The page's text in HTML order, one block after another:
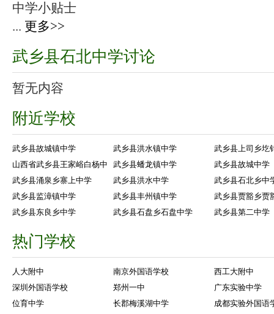
中学小贴士
... 更多>>
武乡县石北中学讨论
暂无内容
附近学校
武乡县故城镇中学 武乡县洪水镇中学
武乡县上司乡圪
山西省武乡县王家峪白杨中
武乡县蟠龙镇中学
武乡县故城中学
武乡县涌泉乡寨上中学
武乡县洪水中学
武乡县石北乡中
武乡县监漳镇中学
武乡县丰州镇中学
武乡县贾豁乡贾
武乡县东良乡中学
武乡县石盘乡石盘中学 武乡县第二中学
热门学校
人大附中 南京外国语学校
西工大附中
深圳外国语学校
郑州一中
广东实验中学
位育中学
长郡梅溪湖中学
成都实验外国语